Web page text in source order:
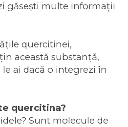
găsești multe informații
quercitinei,
această substanță,
ai dacă o integrezi în
quercitina?
Sunt molecule de